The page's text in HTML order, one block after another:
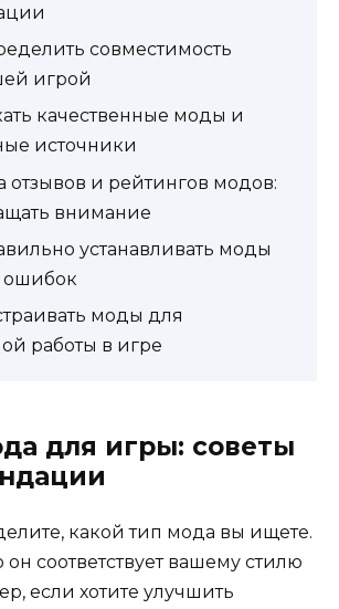
совместимость
игрой
качественные моды и
источники
отзывов и рейтингов модов:
внимание
устанавливать моды
ошибок
моды для
работы в игре
для игры: советы
какой тип мода вы ищете.
он соответствует вашему стилю
если хотите улучшить